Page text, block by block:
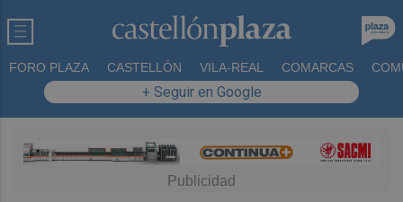
FORO PLAZA CASTELLÓN VILA-REAL COMARCAS
+ Seguir en Google